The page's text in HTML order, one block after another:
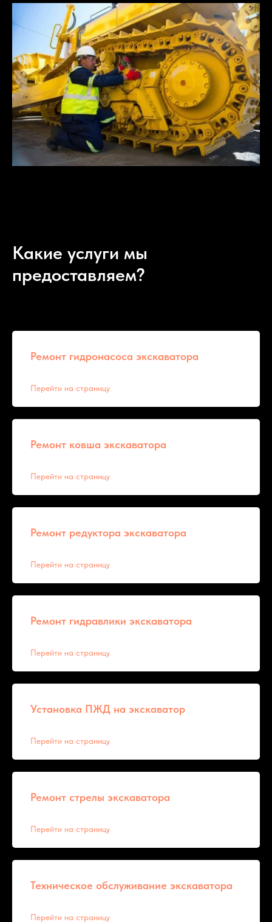
Какие услуги мы
предоставляем?
Ремонт гидронасоса экскаватора
Перейти на страницу
Ремонт ковша экскаватора
Перейти на страницу
Ремонт редуктора экскаватора
Перейти на страницу
Ремонт гидравлики экскаватора
Перейти на страницу
Установка ПЖД на экскаватор
Перейти на страницу
Ремонт стрелы экскаватора
Перейти на страницу
Техническое обслуживание экскаватора
Перейти на страницу